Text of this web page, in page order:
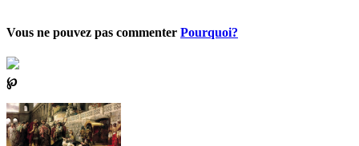
Vous ne pouvez pas commenter Pourquoi?
℘